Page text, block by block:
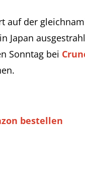
auf der
Japan
Sonntag bei
bestellen